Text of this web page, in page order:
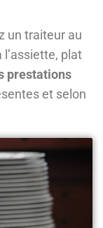
un traiteur au
plat
prestations
et selon